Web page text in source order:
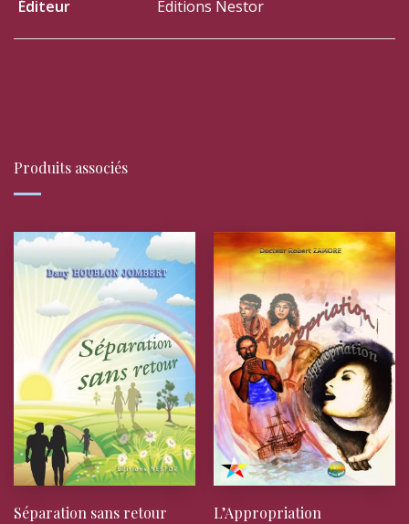
Éditeur Editions Nestor
Produits associés
Séparation sans retour L’Appropriation